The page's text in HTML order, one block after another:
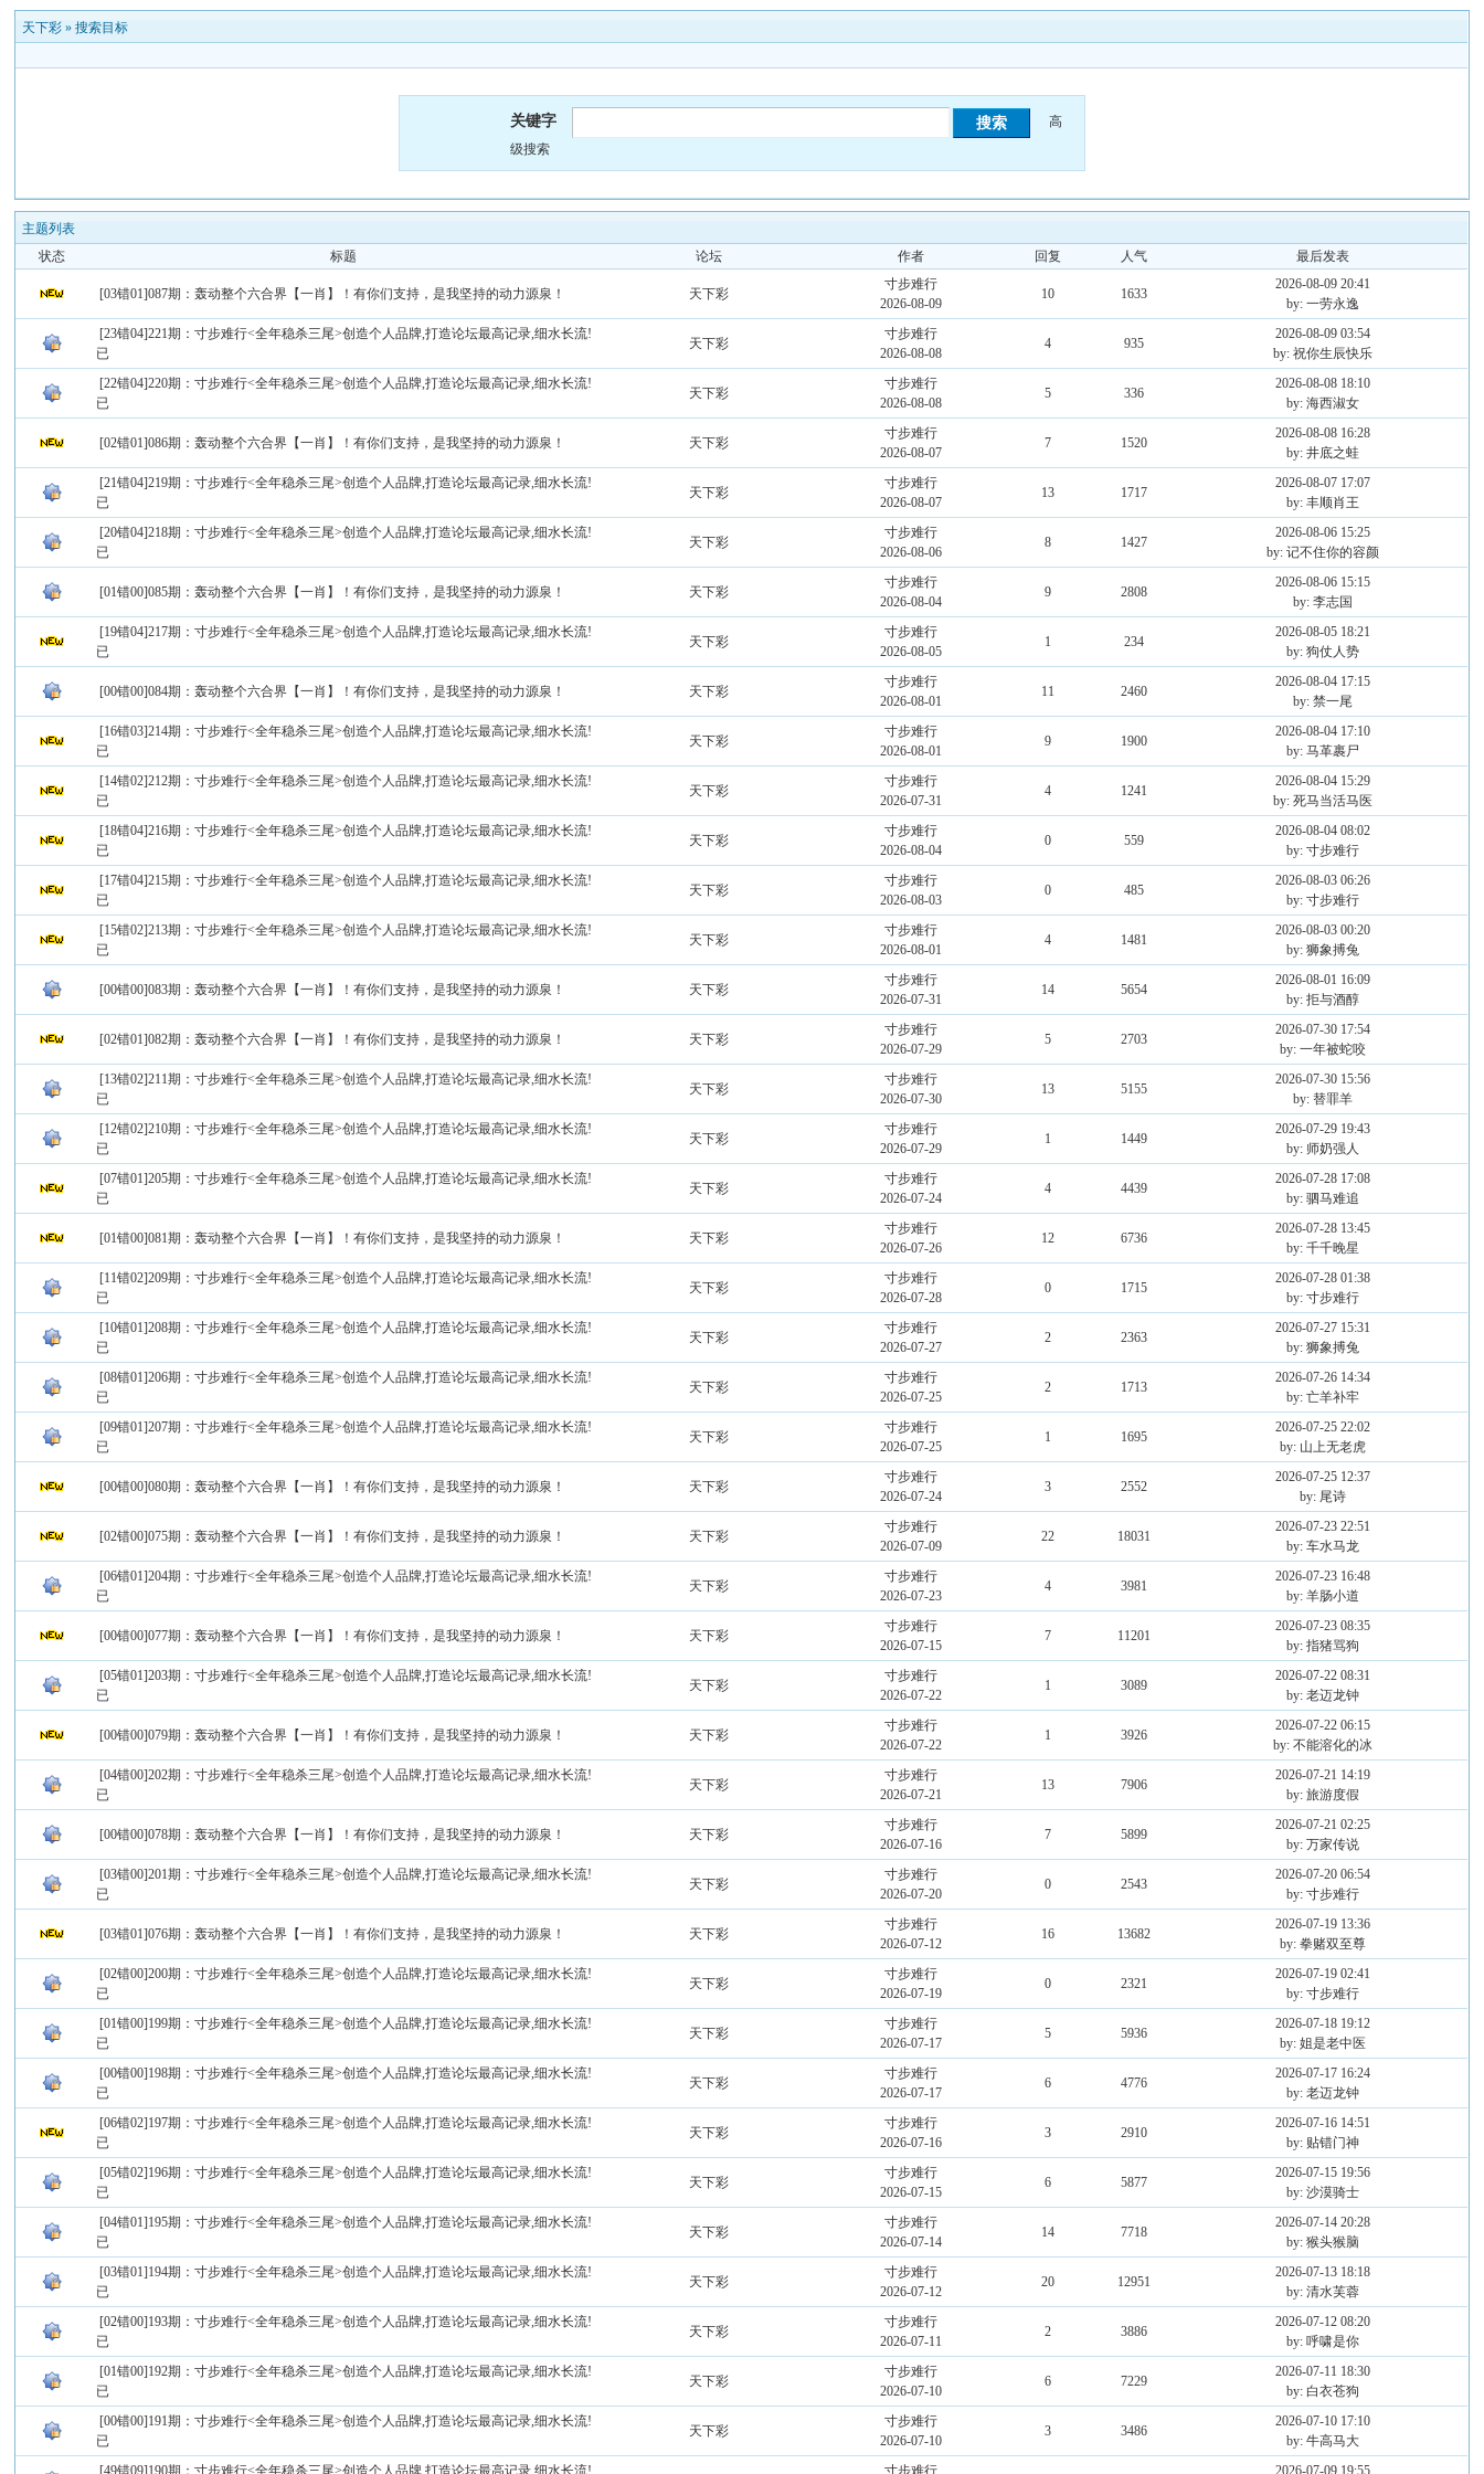
天下彩 »搜索目标
关键字
高
级搜索
主题列表
状态
标题 论坛 作者 回复 人气 最后发表
[03错01]087期：轰动整个六合界【一肖】！有你们支持，是我坚持的动力源泉！ 天下彩
寸步难行
2026-08-09
10 1633
2026-08-09 20:41
by: 一劳永逸
[23错04]221期：寸步难行<全年稳杀三尾>创造个人品牌,打造论坛最高记录,细水长流!
已
天下彩
寸步难行
2026-08-08
4 935
2026-08-09 03:54
by: 祝你生辰快乐
[22错04]220期：寸步难行<全年稳杀三尾>创造个人品牌,打造论坛最高记录,细水长流!
已
天下彩
寸步难行
2026-08-08
5 336
2026-08-08 18:10
by: 海西淑女
[02错01]086期：轰动整个六合界【一肖】！有你们支持，是我坚持的动力源泉！ 天下彩
寸步难行
2026-08-07
7 1520
2026-08-08 16:28
by: 井底之蛙
[21错04]219期：寸步难行<全年稳杀三尾>创造个人品牌,打造论坛最高记录,细水长流!
已
天下彩
寸步难行
2026-08-07
13 1717
2026-08-07 17:07
by: 丰顺肖王
[20错04]218期：寸步难行<全年稳杀三尾>创造个人品牌,打造论坛最高记录,细水长流!
已
天下彩
寸步难行
2026-08-06
8 1427
2026-08-06 15:25
by: 记不住你的容颜
[01错00]085期：轰动整个六合界【一肖】！有你们支持，是我坚持的动力源泉！ 天下彩
寸步难行
2026-08-04
9 2808
2026-08-06 15:15
by: 李志国
[19错04]217期：寸步难行<全年稳杀三尾>创造个人品牌,打造论坛最高记录,细水长流!
已
天下彩
寸步难行
2026-08-05
1 234
2026-08-05 18:21
by: 狗仗人势
[00错00]084期：轰动整个六合界【一肖】！有你们支持，是我坚持的动力源泉！ 天下彩
寸步难行
2026-08-01
11 2460
2026-08-04 17:15
by: 禁一尾
[16错03]214期：寸步难行<全年稳杀三尾>创造个人品牌,打造论坛最高记录,细水长流!
已
天下彩
寸步难行
2026-08-01
9 1900
2026-08-04 17:10
by: 马革裹尸
[14错02]212期：寸步难行<全年稳杀三尾>创造个人品牌,打造论坛最高记录,细水长流!
已
天下彩
寸步难行
2026-07-31
4 1241
2026-08-04 15:29
by: 死马当活马医
[18错04]216期：寸步难行<全年稳杀三尾>创造个人品牌,打造论坛最高记录,细水长流!
已
天下彩
寸步难行
2026-08-04
0 559
2026-08-04 08:02
by: 寸步难行
[17错04]215期：寸步难行<全年稳杀三尾>创造个人品牌,打造论坛最高记录,细水长流!
已
天下彩
寸步难行
2026-08-03
0 485
2026-08-03 06:26
by: 寸步难行
[15错02]213期：寸步难行<全年稳杀三尾>创造个人品牌,打造论坛最高记录,细水长流!
已
天下彩
寸步难行
2026-08-01
4 1481
2026-08-03 00:20
by: 狮象搏兔
[00错00]083期：轰动整个六合界【一肖】！有你们支持，是我坚持的动力源泉！ 天下彩
寸步难行
2026-07-31
14 5654
2026-08-01 16:09
by: 拒与酒醇
[02错01]082期：轰动整个六合界【一肖】！有你们支持，是我坚持的动力源泉！ 天下彩
寸步难行
2026-07-29
5 2703
2026-07-30 17:54
by: 一年被蛇咬
[13错02]211期：寸步难行<全年稳杀三尾>创造个人品牌,打造论坛最高记录,细水长流!
已
天下彩
寸步难行
2026-07-30
13 5155
2026-07-30 15:56
by: 替罪羊
[12错02]210期：寸步难行<全年稳杀三尾>创造个人品牌,打造论坛最高记录,细水长流!
已
天下彩
寸步难行
2026-07-29
1 1449
2026-07-29 19:43
by: 师奶强人
[07错01]205期：寸步难行<全年稳杀三尾>创造个人品牌,打造论坛最高记录,细水长流!
已
天下彩
寸步难行
2026-07-24
4 4439
2026-07-28 17:08
by: 驷马难追
[01错00]081期：轰动整个六合界【一肖】！有你们支持，是我坚持的动力源泉！ 天下彩
寸步难行
2026-07-26
12 6736
2026-07-28 13:45
by: 千千晚星
[11错02]209期：寸步难行<全年稳杀三尾>创造个人品牌,打造论坛最高记录,细水长流!
已
天下彩
寸步难行
2026-07-28
0 1715
2026-07-28 01:38
by: 寸步难行
[10错01]208期：寸步难行<全年稳杀三尾>创造个人品牌,打造论坛最高记录,细水长流!
已
天下彩
寸步难行
2026-07-27
2 2363
2026-07-27 15:31
by: 狮象搏兔
[08错01]206期：寸步难行<全年稳杀三尾>创造个人品牌,打造论坛最高记录,细水长流!
已
天下彩
寸步难行
2026-07-25
2 1713
2026-07-26 14:34
by: 亡羊补牢
[09错01]207期：寸步难行<全年稳杀三尾>创造个人品牌,打造论坛最高记录,细水长流!
已
天下彩
寸步难行
2026-07-25
1 1695
2026-07-25 22:02
by: 山上无老虎
[00错00]080期：轰动整个六合界【一肖】！有你们支持，是我坚持的动力源泉！ 天下彩
寸步难行
2026-07-24
3 2552
2026-07-25 12:37
by: 尾诗
[02错00]075期：轰动整个六合界【一肖】！有你们支持，是我坚持的动力源泉！ 天下彩
寸步难行
2026-07-09
22 18031
2026-07-23 22:51
by: 车水马龙
[06错01]204期：寸步难行<全年稳杀三尾>创造个人品牌,打造论坛最高记录,细水长流!
已
天下彩
寸步难行
2026-07-23
4 3981
2026-07-23 16:48
by: 羊肠小道
[00错00]077期：轰动整个六合界【一肖】！有你们支持，是我坚持的动力源泉！ 天下彩
寸步难行
2026-07-15
7 11201
2026-07-23 08:35
by: 指猪骂狗
[05错01]203期：寸步难行<全年稳杀三尾>创造个人品牌,打造论坛最高记录,细水长流!
已
天下彩
寸步难行
2026-07-22
1 3089
2026-07-22 08:31
by: 老迈龙钟
[00错00]079期：轰动整个六合界【一肖】！有你们支持，是我坚持的动力源泉！ 天下彩
寸步难行
2026-07-22
1 3926
2026-07-22 06:15
by: 不能溶化的冰
[04错00]202期：寸步难行<全年稳杀三尾>创造个人品牌,打造论坛最高记录,细水长流!
已
天下彩
寸步难行
2026-07-21
13 7906
2026-07-21 14:19
by: 旅游度假
[00错00]078期：轰动整个六合界【一肖】！有你们支持，是我坚持的动力源泉！ 天下彩
寸步难行
2026-07-16
7 5899
2026-07-21 02:25
by: 万家传说
[03错00]201期：寸步难行<全年稳杀三尾>创造个人品牌,打造论坛最高记录,细水长流!
已
天下彩
寸步难行
2026-07-20
0 2543
2026-07-20 06:54
by: 寸步难行
[03错01]076期：轰动整个六合界【一肖】！有你们支持，是我坚持的动力源泉！ 天下彩
寸步难行
2026-07-12
16 13682
2026-07-19 13:36
by: 拳赌双至尊
[02错00]200期：寸步难行<全年稳杀三尾>创造个人品牌,打造论坛最高记录,细水长流!
已
天下彩
寸步难行
2026-07-19
0 2321
2026-07-19 02:41
by: 寸步难行
[01错00]199期：寸步难行<全年稳杀三尾>创造个人品牌,打造论坛最高记录,细水长流!
已
天下彩
寸步难行
2026-07-17
5 5936
2026-07-18 19:12
by: 姐是老中医
[00错00]198期：寸步难行<全年稳杀三尾>创造个人品牌,打造论坛最高记录,细水长流!
已
天下彩
寸步难行
2026-07-17
6 4776
2026-07-17 16:24
by: 老迈龙钟
[06错02]197期：寸步难行<全年稳杀三尾>创造个人品牌,打造论坛最高记录,细水长流!
已
天下彩
寸步难行
2026-07-16
3 2910
2026-07-16 14:51
by: 贴错门神
[05错02]196期：寸步难行<全年稳杀三尾>创造个人品牌,打造论坛最高记录,细水长流!
已
天下彩
寸步难行
2026-07-15
6 5877
2026-07-15 19:56
by: 沙漠骑士
[04错01]195期：寸步难行<全年稳杀三尾>创造个人品牌,打造论坛最高记录,细水长流!
已
天下彩
寸步难行
2026-07-14
14 7718
2026-07-14 20:28
by: 猴头猴脑
[03错01]194期：寸步难行<全年稳杀三尾>创造个人品牌,打造论坛最高记录,细水长流!
已
天下彩
寸步难行
2026-07-12
20 12951
2026-07-13 18:18
by: 清水芙蓉
[02错00]193期：寸步难行<全年稳杀三尾>创造个人品牌,打造论坛最高记录,细水长流!
已
天下彩
寸步难行
2026-07-11
2 3886
2026-07-12 08:20
by: 呼啸是你
[01错00]192期：寸步难行<全年稳杀三尾>创造个人品牌,打造论坛最高记录,细水长流!
已
天下彩
寸步难行
2026-07-10
6 7229
2026-07-11 18:30
by: 白衣苍狗
[00错00]191期：寸步难行<全年稳杀三尾>创造个人品牌,打造论坛最高记录,细水长流!
已
天下彩
寸步难行
2026-07-10
3 3486
2026-07-10 17:10
by: 牛高马大
[49错09]190期：寸步难行<全年稳杀三尾>创造个人品牌,打造论坛最高记录,细水长流!
寸步难行 2026-07-09 19:55